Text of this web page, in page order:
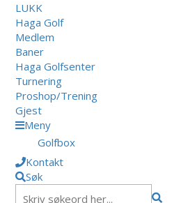
LUKK
Haga Golf
Medlem
Baner
Haga Golfsenter
Turnering
Proshop/Trening
Gjest
Meny
Golfbox
Kontakt
Søk